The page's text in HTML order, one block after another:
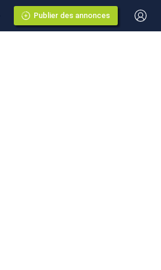
Publier des annonces